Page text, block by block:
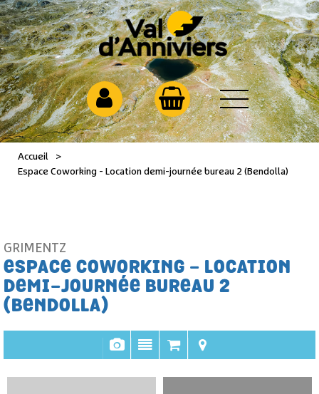
Accueil
>
Espace Coworking - Location demi-journée bureau 2 (Bendolla)
ESPACE COWORKING - LOCATION
DEMI-JOURNÉE BUREAU 2
(BENDOLLA)
GRIMENTZ